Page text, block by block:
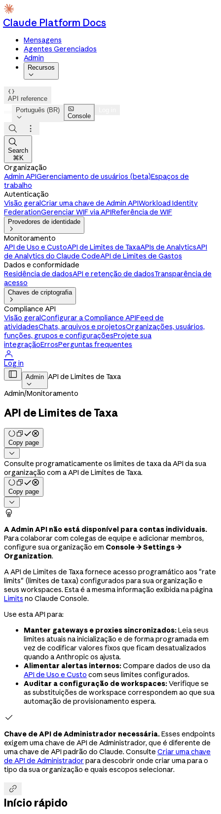
Claude Platform Docs
Mensagens
Agentes Gerenciados
Admin
Recursos


API reference
Português (BR)


Console



Search
⌘K
Organização
Admin APIGerenciamento de usuários (beta)Espaços de
trabalho
Autenticação
Visão geralCriar uma chave de Admin APIWorkload Identity
FederationGerenciar WIF via APIReferência de WIF
Provedores de identidade

Monitoramento
API de Uso e CustoAPI de Limites de TaxaAPIs de AnalyticsAPI
de Analytics do Claude CodeAPI de Limites de Gastos
Dados e conformidade
Residência de dadosAPI e retenção de dadosTransparência de
acesso
Chaves de criptografia

Compliance API
Visão geralConfigurar a Compliance APIFeed de
atividadesChats, arquivos e projetosOrganizações, usuários,
funções, grupos e configuraçõesProjete sua
integraçãoErrosPerguntas frequentes

Log in
 Admin

API de Limites de Taxa
Admin/Monitoramento
API de Limites de Taxa
Copy page

Consulte programaticamente os limites de taxa da API da sua
organização com a API de Limites de Taxa.
Copy page


A Admin API não está disponível para contas individuais.
Para colaborar com colegas de equipe e adicionar membros,
configure sua organização em Console → Settings →
Organization.
A API de Limites de Taxa fornece acesso programático aos "rate
limits" (limites de taxa) configurados para sua organização e
seus workspaces. Esta é a mesma informação exibida na página
Limits no Claude Console.
Use esta API para:
Manter gateways e proxies sincronizados:Leia seus
limites atuais na inicialização e de forma programada em
vez de codificar valores fixos que ficam desatualizados
quando a Anthropic os ajusta.
Alimentar alertas internos:Compare dados de uso da
API de Uso e Custo com seus limites configurados.
Auditar a configuração de workspaces:Verifique se
as substituições de workspace correspondem ao que sua
automação de provisionamento espera.

Chave de API de Administrador necessária.Esses endpoints
exigem uma chave de API de Administrador, que é diferente de
uma chave de API padrão do Claude. Consulte Criar uma chave
de API de Administrador para descobrir onde criar uma para o
tipo da sua organização e quais escopos selecionar.

Início rápido